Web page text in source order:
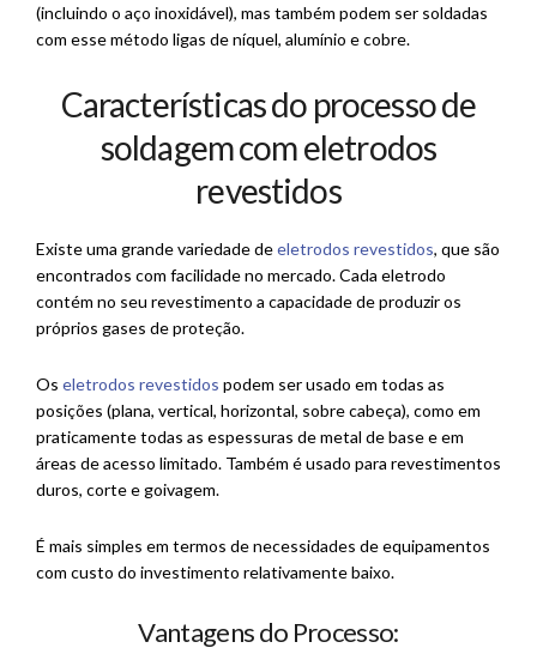
(incluindo o aço inoxidável), mas também podem ser soldadas
com esse método ligas de níquel, alumínio e cobre.
Características do processo de
soldagem com eletrodos
revestidos
Existe uma grande variedade deeletrodos revestidos, que são
encontrados com facilidade no mercado. Cada eletrodo
contém no seu revestimento a capacidade de produzir os
próprios gases de proteção.
Os eletrodos revestidos podem ser usado em todas as
posições (plana, vertical, horizontal, sobre cabeça), como em
praticamente todas as espessuras de metal de base e em
áreas de acesso limitado. Também é usado para revestimentos
duros, corte e goivagem.
É mais simples em termos de necessidades de equipamentos
com custo do investimento relativamente baixo.
Vantagens do Processo: